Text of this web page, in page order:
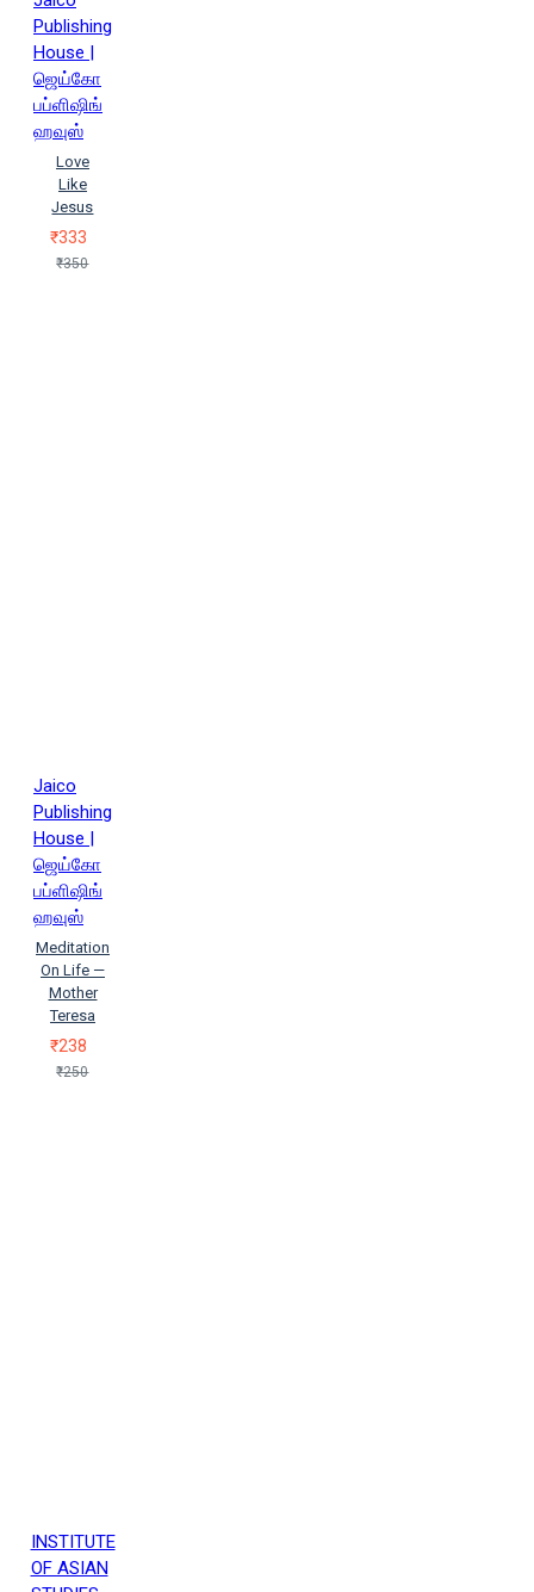
Publishing
House |
ஜெய்கோ
பப்ளிஷிங்
ஹவுஸ்
Love
Like
Jesus
₹333
₹350
Jaico
Publishing
House |
ஜெய்கோ
பப்ளிஷிங்
ஹவுஸ்
Meditation
On Life —
Mother
Teresa
₹238
₹250
INSTITUTE
OF ASIAN